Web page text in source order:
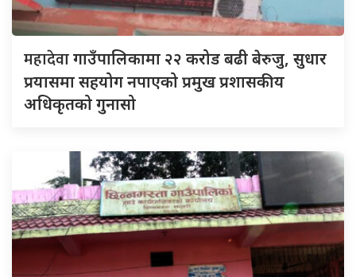
महादेवागाउँपालिकामा २२ करोड बढी बेरुजु, सुधार
प्रयासमा सहयोग नपाएको प्रमुख प्रशासकीय
अधिकृतको गुनासो